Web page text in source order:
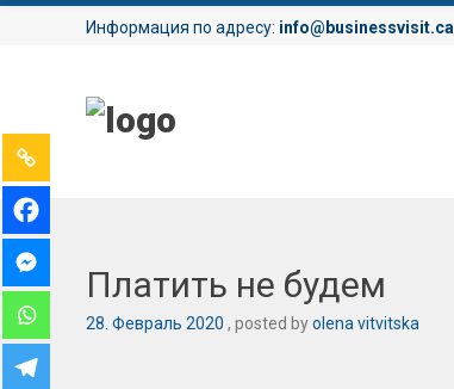
Информация по адресу: info@businessvisit.ca
Платить не будем
28 Февраль 2020 posted byolena vitvitska